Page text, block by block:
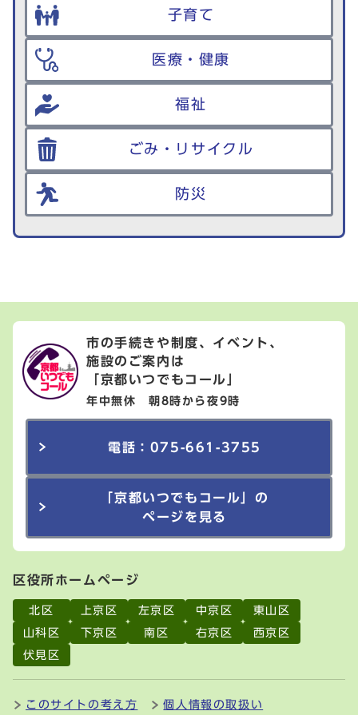
子育て
医療・健康
福祉
ごみ・リサイクル
防災
市の手続きや制度、イベント、
施設のご案内は
「京都いつでもコール」
年中無休 朝8時から夜9時
電話：075-661-3755
「京都いつでもコール」の
ページを見る
区役所ホームページ
北区 上京区 左京区 中京区
東山区
山科区
下京区 南区 右京区
西京区
伏見区
このサイトの考え方 個人情報の取扱い